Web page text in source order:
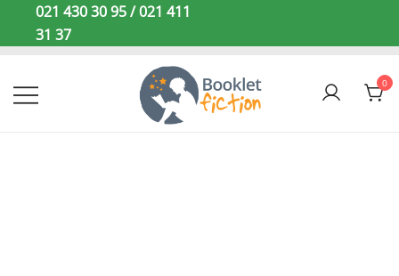
021 430 30 95 / 021 411
31 37
0